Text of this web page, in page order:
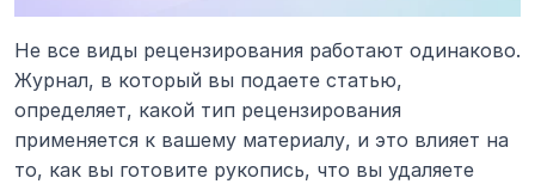
Не все виды рецензирования работают одинаково.
Журнал, в который вы подаете статью,
определяет, какой тип рецензирования
применяется к вашему материалу, и это влияет на
то, как вы готовите рукопись, что вы удаляете